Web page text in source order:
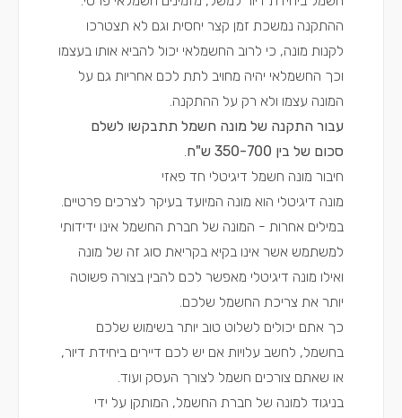
ההתקנה נמשכת זמן קצר יחסית וגם לא תצטרכו
לקנות מונה, כי לרוב החשמלאי יכול להביא אותו בעצמו
וכך החשמלאי יהיה מחויב לתת לכם אחריות גם על
המונה עצמו ולא רק על ההתקנה.
עבור התקנה של מונה חשמל תתבקשו לשלם
סכום של בין 350-700 ש"ח
.
חיבור מונה חשמל דיגיטלי חד פאזי
מונה דיגיטלי הוא מונה המיועד בעיקר לצרכים פרטיים.
במילים אחרות - המונה של חברת החשמל אינו ידידותי
למשתמש אשר אינו בקיא בקריאת סוג זה של מונה
ואילו מונה דיגיטלי מאפשר לכם להבין בצורה פשוטה
יותר את צריכת החשמל שלכם.
כך אתם יכולים לשלוט טוב יותר בשימוש שלכם
בחשמל, לחשב עלויות אם יש לכם דיירים ביחידת דיור,
או שאתם צורכים חשמל לצורך העסק ועוד.
בניגוד למונה של חברת החשמל, המותקן על ידי